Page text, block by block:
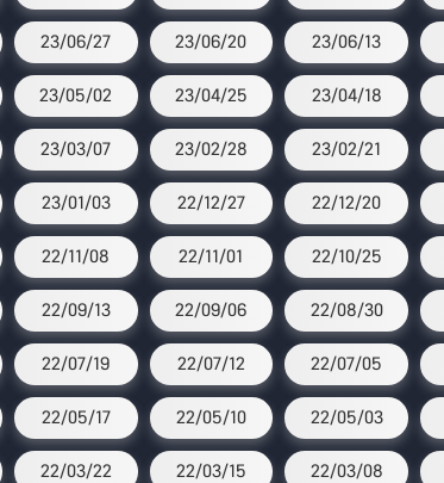
23/06/27 23/06/20 23/06/13
23/05/02 23/04/25 23/04/18
23/03/07 23/02/28 23/02/21
23/01/03 22/12/27 22/12/20
22/11/08 22/11/01 22/10/25
22/09/13 22/09/06 22/08/30
22/07/19 22/07/12 22/07/05
22/05/17 22/05/10 22/05/03
22/03/22 22/03/15 22/03/08